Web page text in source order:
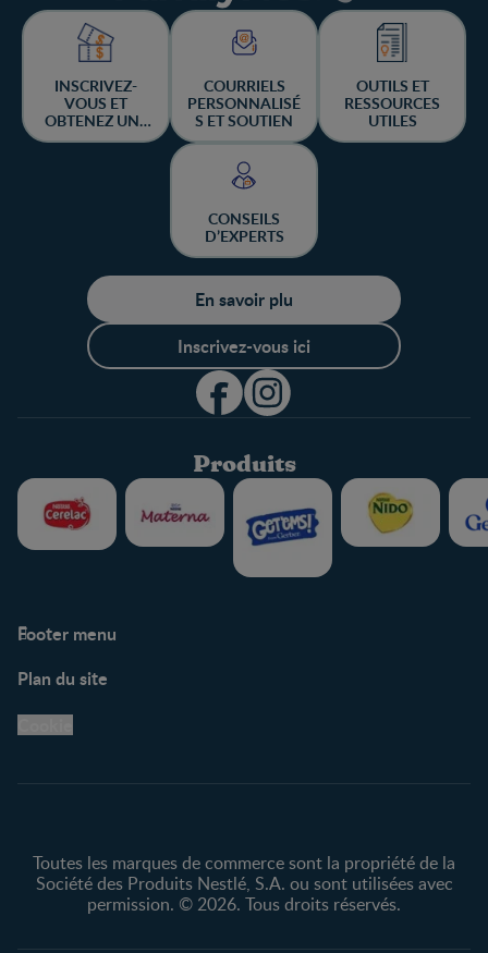
INSCRIVEZ-
VOUS ET
OBTENEZ UNE
CHANCE DE
COURRIELS
PERSONNALISÉ
S ET SOUTIEN
OUTILS ET
RESSOURCES
UTILES
CONSEILS
D’EXPERTS
En savoir plu
Inscrivez-vous ici
Produits
Footer menu
Centre de soutien
Avis légaux
Protection des
Plan du site
Toutes les marques de commerce sont la propriété de la
Société des Produits Nestlé, S.A. ou sont utilisées avec
permission. © 2026. Tous droits réservés.